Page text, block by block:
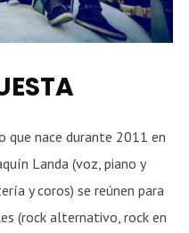
que nace durante 2011 en
Landa (voz, piano y
y coros) se reúnen para
(rock alternativo, rock en